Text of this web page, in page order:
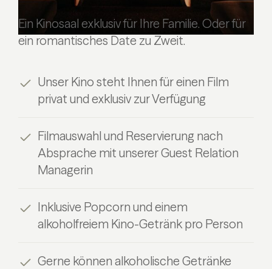
Ein Kinosaal exklusiv für Ihre Familie. Oder für
ein romantisches Date zu Zweit.
Unser Kino steht Ihnen für einen Film
privat und exklusiv zur Verfügung
Filmauswahl und Reservierung nach
Absprache mit unserer Guest Relation
Managerin
Inklusive Popcorn und einem
alkoholfreiem Kino-Getränk pro Person
Gerne können alkoholische Getränke